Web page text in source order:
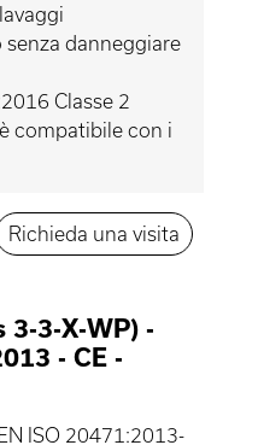
danneggiare
Classe 2
compatibile con i
Richieda una visita
3-3-X-WP) -
-CE -
EN ISO 20471:2013-